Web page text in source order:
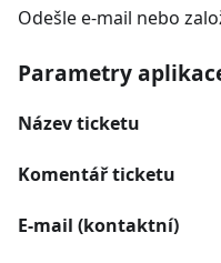
Odešle e-mail nebo
Parametry
Název ticketu
Komentář ticketu
E-mail (kontaktní)